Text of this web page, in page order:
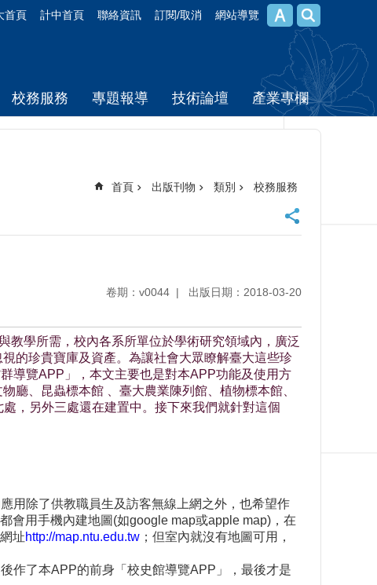
首頁 計中首頁 聯絡資訊 訂閱/取消 網站導覽
校務服務 專題報導 技術論壇 產業專欄
首頁 出版刊物 類別 校務服務
卷期：v0044 出版日期：2018-03-20
教學所需，校內各系所單位於學術研究領域內，廣泛
的珍貴寶庫及資產。為讓社會大眾瞭解臺大這些珍
導覽APP」，本文主要也是對本APP功能及使用方
廳、昆蟲標本館 、臺大農業陳列館、植物標本館、
，另外三處還在建置中。接下來我們就針對這個
用除了供教職員生及訪客無線上網之外，也希望作
會用手機內建地圖(如google map或apple map)，在
址http://map.ntu.edu.tw ；但室內就沒有地圖可用，
作了本APP的前身「校史館導覽APP」，最後才是